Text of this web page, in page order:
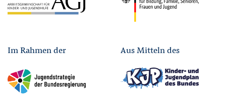
Im Rahmen der Aus Mitteln des